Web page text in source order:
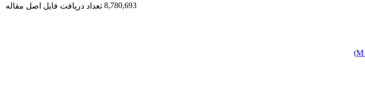
تعداد دریافت فایل اصل مقاله 8,780,693
)